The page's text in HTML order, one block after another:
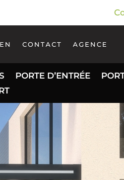
CONTACT AGENCE
PORTE D’ENTRÉE